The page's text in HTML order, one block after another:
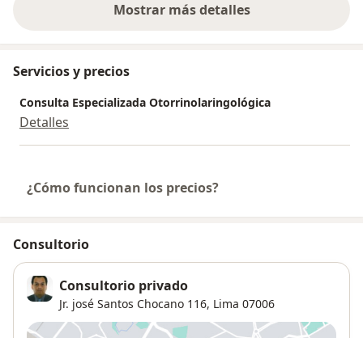
Mostrar más detalles
sobre la experiencia
Servicios y precios
Consulta Especializada Otorrinolaringológica
Detalles
¿Cómo funcionan los precios?
Consultorio
Consultorio privado
Jr. josé Santos Chocano 116, Lima 07006